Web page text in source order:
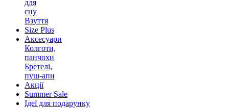
для
сну
Взуття
Size Plus
Аксесуари
Колготи,
панчохи
Бретелі,
пуш-апи
Акції
Summer Sale
Ідеї для подарунку